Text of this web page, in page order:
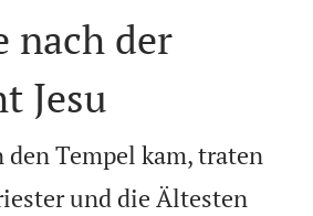
nach der
Jesu
den Tempel kam, traten
und die Ältesten